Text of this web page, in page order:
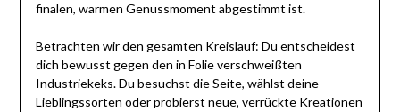
finalen, warmen Genussmoment abgestimmt ist.
Betrachten wir den gesamten Kreislauf: Du entscheidest
dich bewusst gegen den in Folie verschweißten
Industriekeks. Du besuchst die Seite, wählst deine
Lieblingssorten oder probierst neue, verrückte Kreationen